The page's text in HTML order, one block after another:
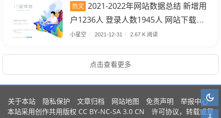
热文 2021-2022年网站数据总结 新增用
户1236人 登录人数1945人 网站下载次
数3102次 搜索次数7256次
小星空 / 2021-12-31 / 2.67 K 阅读
点击查看更多
关于本站 隐私保护 文章归档 网站地图 免责声明 举报中心
本站采用创作共用版权 CC BY-NC-SA 3.0 CN
许可协议，转载或复